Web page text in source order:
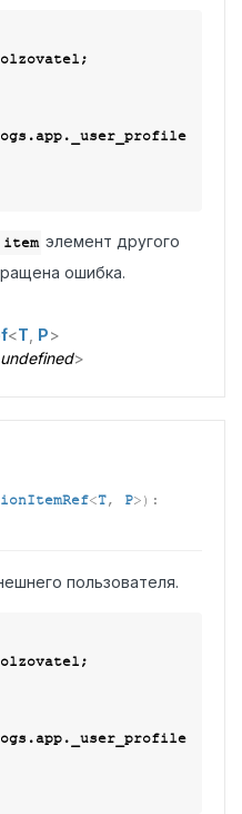
item элемент другого
ошибка.
<T P>
undefined>
<T, P>) :
пользователя.